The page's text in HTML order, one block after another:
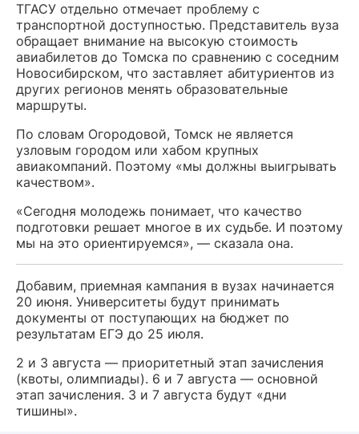
ТГАСУ отдельно отмечает проблему с
транспортной доступностью. Представитель вуза
обращает внимание на высокую стоимость
авиабилетов до Томска по сравнению с соседним
Новосибирском, что заставляет абитуриентов из
других регионов менять образовательные
маршруты.
По словам Огородовой, Томск не является
узловым городом или хабом крупных
авиакомпаний. Поэтому «мы должны выигрывать
качеством».
«Сегодня молодежь понимает, что качество
подготовки решает многое в их судьбе. И поэтому
мы на это ориентируемся», — сказала она.
Добавим, приемная кампания в вузах начинается
20 июня. Университеты будут принимать
документы от поступающих на бюджет по
результатам ЕГЭ до 25 июля.
2 и 3 августа — приоритетный этап зачисления
(квоты, олимпиады). 6 и 7 августа — основной
этап зачисления. 3 и 7 августа будут «дни
тишины».